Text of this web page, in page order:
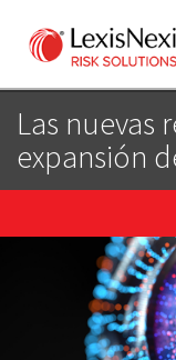
Las nuevas
expansión